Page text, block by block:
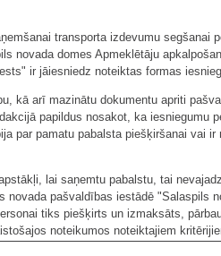
transporta izdevumu segšanai
novada domes Apmeklētāju
ir jāiesniedz noteiktas formas
kā arī mazinātu dokumentu apriti
papildus nosakot, ka iesniegumu
par pamatu pabalsta piešķiršanai vai
lai saņemtu pabalstu, tai
novada pašvaldības iestādē "Salaspils
tiks piešķirts un izmaksāts,
noteikumos noteiktajiem